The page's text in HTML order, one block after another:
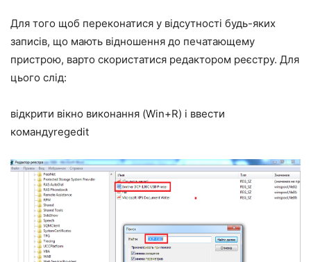
Для того щоб переконатися у відсутності будь-яких
записів, що мають відношення до печатающему
пристрою, варто скористатися редактором реєстру. Для
цього слід:
відкрити вікно виконання (Win+R) і ввести
командуregedit